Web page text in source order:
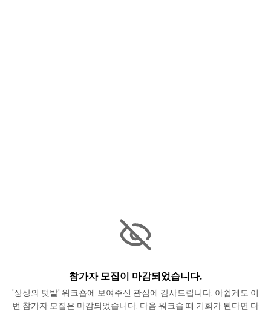
참가자 모집이 마감되었습니다.
'상상의 텃밭' 워크숍에 보여주신 관심에 감사드립니다. 아쉽게도 이
번 참가자 모집은 마감되었습니다. 다음 워크숍 때 기회가 된다면 다